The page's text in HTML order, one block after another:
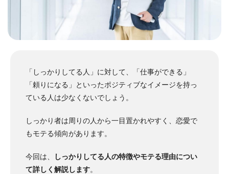
「しっかりしてる人」に対して、「仕事ができる」
「頼りになる」といったポジティブなイメージを持っ
ている人は少なくないでしょう。
しっかり者は周りの人から一目置かれやすく、恋愛で
もモテる傾向があります。
今回は、
しっかりしてる人の特徴やモテる理由につい
て詳しく解説します。